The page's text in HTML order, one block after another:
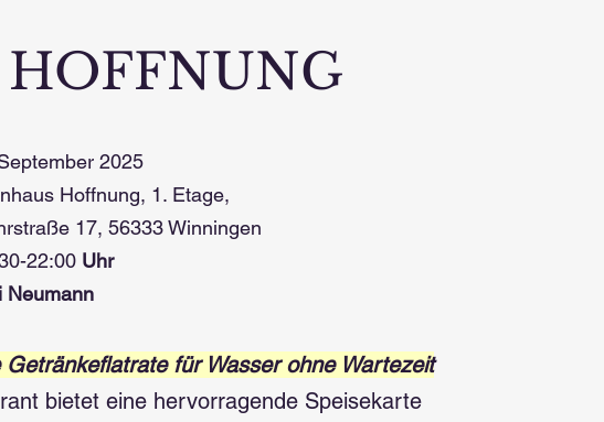
2025
Hoffnung, 1. Etage,
17, 56333 Winningen
22:00 Uhr
Neumann
Getränkeflatrate für Wasser ohne Wartezeit
bietet eine hervorragende Speisekarte